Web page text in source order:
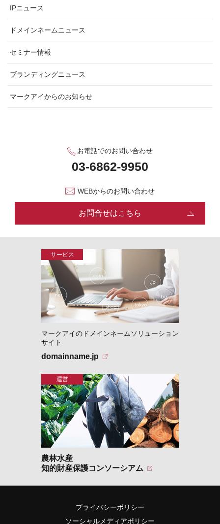
IPニュース
ドメインネームニュース
セミナー情報
ブランディングニュース
マークアイからのお知らせ
お電話でのお問い合わせ
WEBからのお問い合わせ
お問合せはこちら
マークアイのドメインネームソリューション
サイト
domainname.jp
農林水産
知的財産保護コンソーシアム
プライバシーポリシー
ソーシャルメディアポリシー